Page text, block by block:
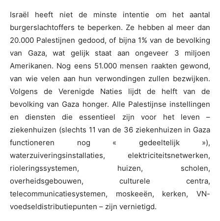
Israël heeft niet de minste intentie om het aantal
burgerslachtoffers te beperken. Ze hebben al meer dan
20.000 Palestijnen gedood, of bijna 1% van de bevolking
van Gaza, wat gelijk staat aan ongeveer 3 miljoen
Amerikanen. Nog eens 51.000 mensen raakten gewond,
van wie velen aan hun verwondingen zullen bezwijken.
Volgens de Verenigde Naties lijdt de helft van de
bevolking van Gaza honger. Alle Palestijnse instellingen
en diensten die essentieel zijn voor het leven –
ziekenhuizen (slechts 11 van de 36 ziekenhuizen in Gaza
functioneren nog « gedeeltelijk »),
waterzuiveringsinstallaties, elektriciteitsnetwerken,
rioleringssystemen, huizen, scholen,
overheidsgebouwen, culturele centra,
telecommunicatiesystemen, moskeeën, kerken, VN-
voedseldistributiepunten – zijn vernietigd.